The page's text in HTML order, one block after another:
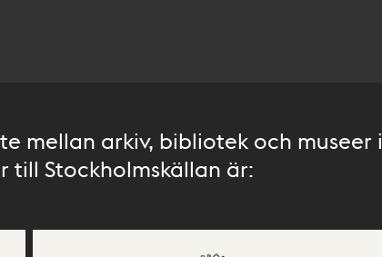
mellan arkiv, bibliotek och museer i
till Stockholmskällan är: